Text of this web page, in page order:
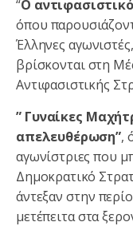
“Ο
όπου
Έλληνες
βρίσκονται στη
Αντιφασιστικής
” Γυναίκες
απελευθέρωση”,
αγωνίστριες που
Δημοκρατικό
άντεξαν στην
μετέπειτα στα